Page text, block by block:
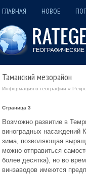
ГЛАВНАЯ НОВОЕ
Таманский мезорайон
Информация о географии »
Страница 3
Возможно развитие в
виноградных насаждений
зима, позволяющая
можно отправиться
более десятка), но во
винзаводов имеются